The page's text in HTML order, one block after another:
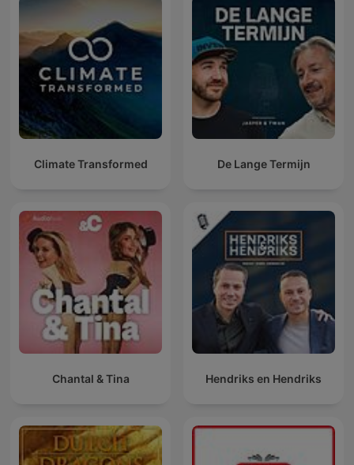
Climate Transformed De Lange Termijn
Chantal & Tina Hendriks en Hendriks